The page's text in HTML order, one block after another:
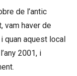
de l’antic
vam haver de
quan aquest local
2001, i